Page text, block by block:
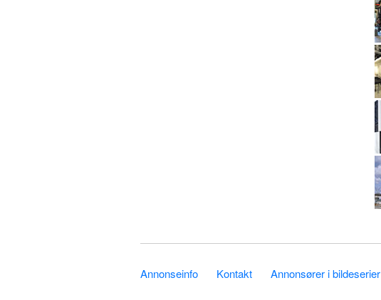
Annonseinfo Kontakt Annonsører i bildeserier